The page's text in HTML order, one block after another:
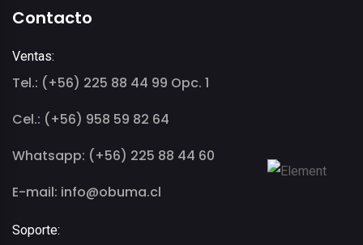
Contacto
Ventas:
Tel.: (+56) 225 88 44 99 Opc. 1
Cel.: (+56) 958 59 82 64
Whatsapp: (+56) 225 88 44 60
E-mail: info@obuma.cl
Soporte: